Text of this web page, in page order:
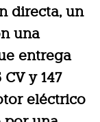
directa, un
una
entrega
y 147
eléctrico